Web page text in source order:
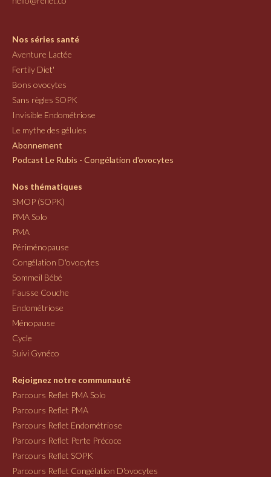
Nos séries santé
Aventure Lactée
Fertily Diet'
Bons ovocytes
Sans règles SOPK
Invisible Endométriose
Le mythe des gélules
Abonnement
Podcast Le Rubis - Congélation d'ovocytes
Nos thématiques
SMOP (SOPK)
PMA Solo
PMA
Périménopause
Congélation D'ovocytes
Sommeil Bébé
Fausse Couche
Endométriose
Ménopause
Cycle
Suivi Gynéco
Rejoignez notre communauté
Parcours Reflet PMA Solo
Parcours Reflet PMA
Parcours Reflet Endométriose
Parcours Reflet Perte Précoce
Parcours Reflet SOPK
Parcours Reflet Congélation D'ovocytes